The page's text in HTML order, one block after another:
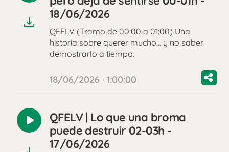
audio
18/06/2026
QFELV (Tramo de 00:00 a 01:00) Una
historia sobre querer mucho… y no saber
demostrarlo a tiempo.
18/06/2026 · 1:00:00
Reproducir
audio
QFELV | Lo que una broma
puede destruir 02-03h -
17/06/2026